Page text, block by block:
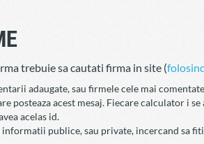
trebuie sa cautati firma in site (
adaugate, sau firmele cele mai
posteaza acest mesaj. Fiecare calculator i
acelas id.
publice, sau private, incercand sa